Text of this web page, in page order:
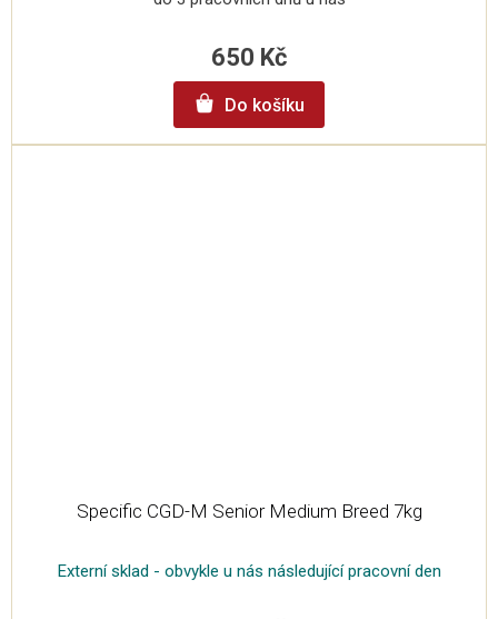
650 Kč
Do košíku
Specific CGD-M Senior Medium Breed 7kg
Externí sklad - obvykle u nás následující pracovní den